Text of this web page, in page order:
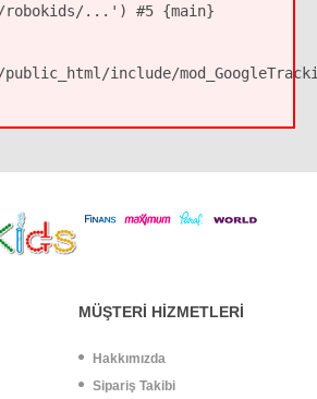
robokids/...') #5 {main}
include/
MÜŞTERİ HİZMETLERİ
Hakkımızda
Sipariş Takibi